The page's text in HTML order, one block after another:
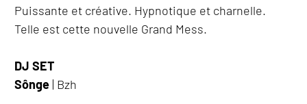
Puissante et créative. Hypnotique et charnelle.
Telle est cette nouvelle Grand Mess.
DJ SET
Sônge| Bzh